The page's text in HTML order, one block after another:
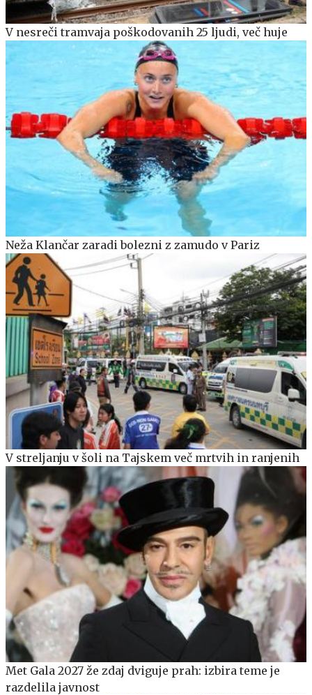
V nesreči tramvaja poškodovanih 25 ljudi, več huje
Neža Klančar zaradi bolezni z zamudo v Pariz
V streljanju v šoli na Tajskem več mrtvih in ranjenih
Met Gala 2027 že zdaj dviguje prah: izbira teme je
razdelila javnost